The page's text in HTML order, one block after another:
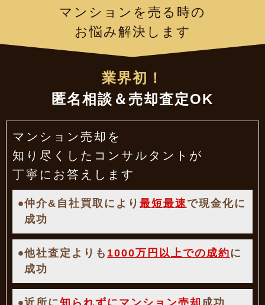
マンションを売る時の
お悩み解決します
業界初！
匿名相談＆売却査定OK
マンション売却を
知り尽くした コンサルタントが
丁寧にお答えします
仲介&自社買取により 最短最速で現金化に
成功
他社査定よりも 1000万円以上での成約に
成功